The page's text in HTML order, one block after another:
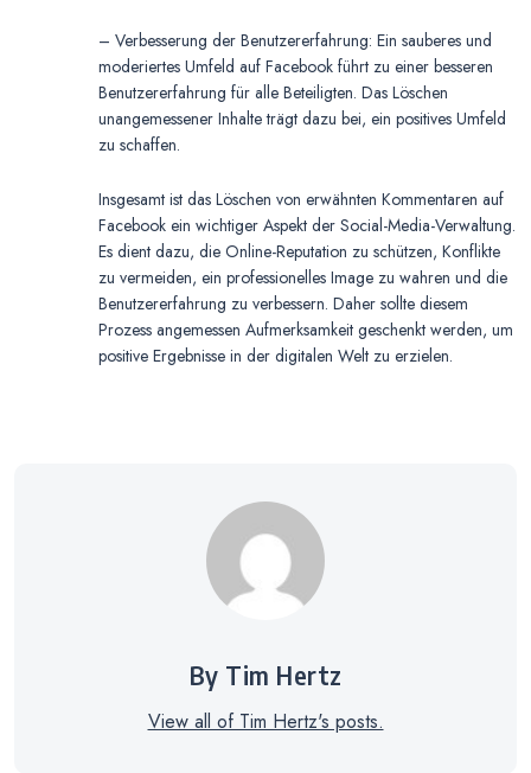
– Verbesserung der Benutzererfahrung: Ein sauberes und
moderiertes Umfeld auf Facebook führt zu einer besseren
Benutzererfahrung für alle Beteiligten. Das Löschen
unangemessener Inhalte trägt dazu bei, ein positives Umfeld
zu schaffen.
Insgesamt ist das Löschen von erwähnten Kommentaren auf
Facebook ein wichtiger Aspekt der Social-Media-Verwaltung.
Es dient dazu, die Online-Reputation zu schützen, Konflikte
zu vermeiden, ein professionelles Image zu wahren und die
Benutzererfahrung zu verbessern. Daher sollte diesem
Prozess angemessen Aufmerksamkeit geschenkt werden, um
positive Ergebnisse in der digitalen Welt zu erzielen.
By Tim Hertz
View all of Tim Hertz's posts.